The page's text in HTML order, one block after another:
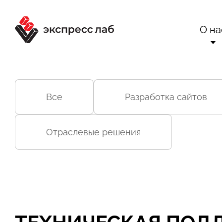
О
Все Разработка сайтов
Отраслевые решения